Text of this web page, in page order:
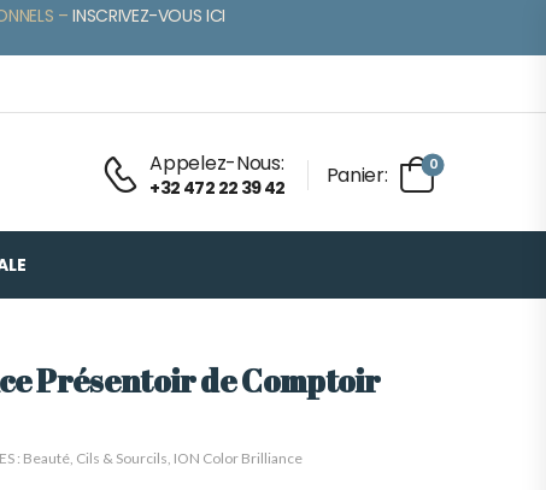
–INSCRIVEZ-VOUS ICI
Appelez-Nous:
+32 472 22 39 42 Panier: 0
Présentoir de Comptoir
: Beauté, Cils & Sourcils, ION Color Brilliance